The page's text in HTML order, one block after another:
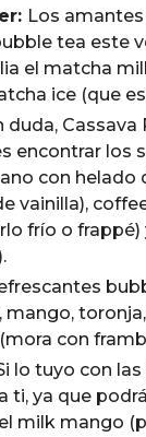
Los
tea este
el matcha
ice (que
duda,
encontrar los
con helado
vainilla),
frío o
mango,
con
lo tuyo con
ti, ya que
milk mango